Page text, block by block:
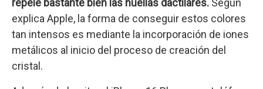
repele bastante bien las huellas dactilares. Según
explica Apple, la forma de conseguir estos colores
tan intensos es mediante la incorporación de iones
metálicos al inicio del proceso de creación del
cristal.